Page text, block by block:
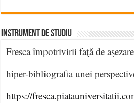
INSTRUMENT DE STUDIU
Fresca împotrivirii faţă de
hiper-bibliografia unei
https://